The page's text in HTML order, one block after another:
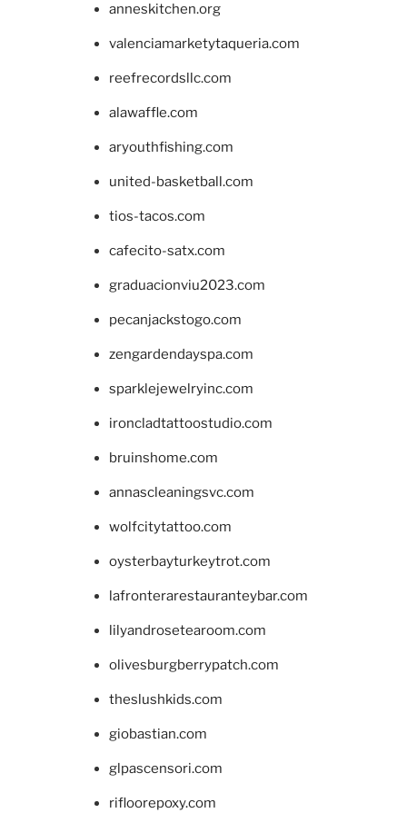
anneskitchen.org
valenciamarketytaqueria.com
reefrecordsllc.com
alawaffle.com
aryouthfishing.com
united-basketball.com
tios-tacos.com
cafecito-satx.com
graduacionviu2023.com
pecanjackstogo.com
zengardendayspa.com
sparklejewelryinc.com
ironcladtattoostudio.com
bruinshome.com
annascleaningsvc.com
wolfcitytattoo.com
oysterbayturkeytrot.com
lafronterarestauranteybar.com
lilyandrosetearoom.com
olivesburgberrypatch.com
theslushkids.com
giobastian.com
glpascensori.com
rifloorepoxy.com